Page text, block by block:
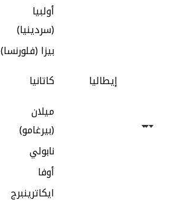
إيطاليا
أولبيا
(سردينيا)
بيزا (فلورنسا)
كاتانيا
ميلان
(بيرغامو)
نابولي
أوفا
ايكاترينبرج